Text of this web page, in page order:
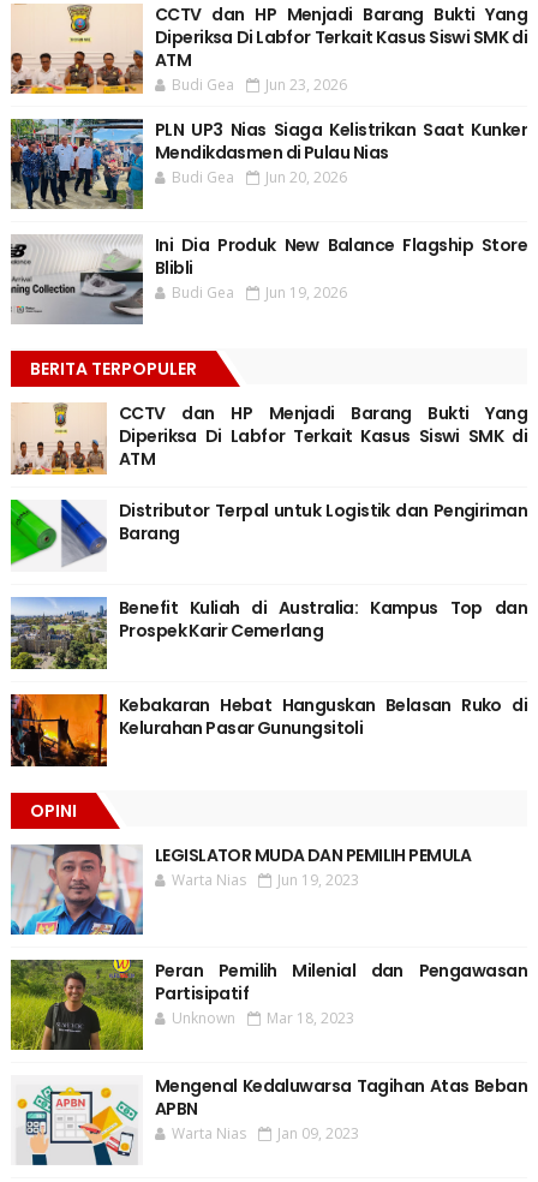
CCTV dan HP Menjadi Barang Bukti Yang
Diperiksa Di Labfor Terkait Kasus Siswi SMK di
ATM
Budi Gea Jun 23, 2026
PLN UP3 Nias Siaga Kelistrikan Saat Kunker
Mendikdasmen di Pulau Nias
Budi Gea Jun 20, 2026
Ini Dia Produk New Balance Flagship Store
Blibli
Budi Gea Jun 19, 2026
BERITA TERPOPULER
CCTV dan HP Menjadi Barang Bukti Yang
Diperiksa Di Labfor Terkait Kasus Siswi SMK di
ATM
Distributor Terpal untuk Logistik dan Pengiriman
Barang
Benefit Kuliah di Australia: Kampus Top dan
Prospek Karir Cemerlang
Kebakaran Hebat Hanguskan Belasan Ruko di
Kelurahan Pasar Gunungsitoli
OPINI
LEGISLATOR MUDA DAN PEMILIH PEMULA
Warta Nias Jun 19, 2023
Peran Pemilih Milenial dan Pengawasan
Partisipatif
Unknown Mar 18, 2023
Mengenal Kedaluwarsa Tagihan Atas Beban
APBN
Warta Nias Jan 09, 2023